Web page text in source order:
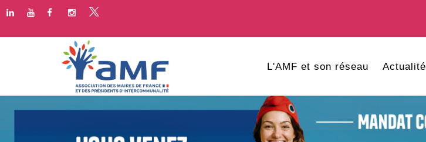
L'AMF et son réseau Actualité